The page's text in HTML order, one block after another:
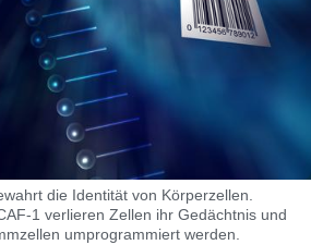
die Identität von Körperzellen.
1 verlieren Zellen ihr Gedächtnis und
umprogrammiert werden.